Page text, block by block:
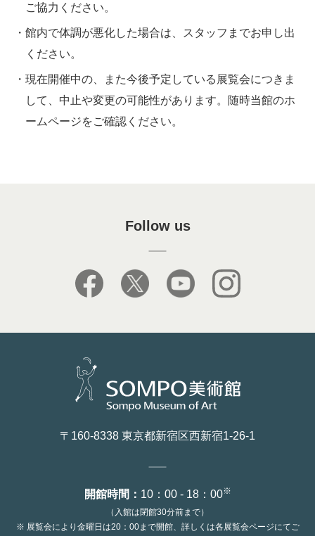
ご協力ください。
館内で体調が悪化した場合は、スタッフまでお申し出
ください。
現在開催中の、また今後予定している展覧会につきま
して、中止や変更の可能性があります。随時当館のホ
ームページをご確認ください。
Follow us
〒160-8338 東京都新宿区西新宿1-26-1
開館時間： 10：00 - 18：00※
（入館は閉館30分前まで）
※ 展覧会により金曜日は20：00まで開館、詳しくは各展覧会ページにてご